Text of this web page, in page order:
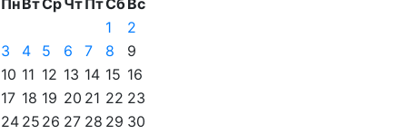
ПнВтСрЧтПтСбВс
1
2
3
4 5 6 7 8
9
10 11 12 13 14 15 16
17 18 19 20 21 22 23
24 25 26 27 28 29 30